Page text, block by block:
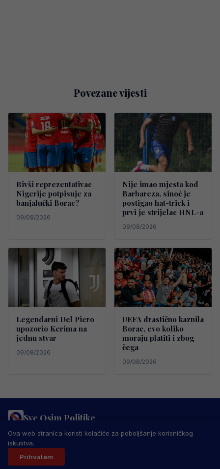
Povezane vijesti
Bivši reprezentativac
Nigerije potpisuje za
banjalučki Borac?
09/08/2026
Nije imao mjesta kod
Barbareza, sinoć je
postigao hat-trick i
prvi je strijelac HNL-a
09/08/2026
Legendarni Del Piero
upozorio Kerima na
jednu stvar
09/08/2026
UEFA drastično kaznila
Borac, evo koliko
moraju platiti i zbog
čega
09/08/2026
Sve Osim Politike
PRAVILA PRIVATNOSTI MARKETING
USLOVI KORIŠTENJA
IMPRESSUM
© 2026 Sve Osim Politike. Sva prava zadržana.
Ova web stranica koristi kolačiće za poboljšanje korisničkog
iskustva.
Prihvatam